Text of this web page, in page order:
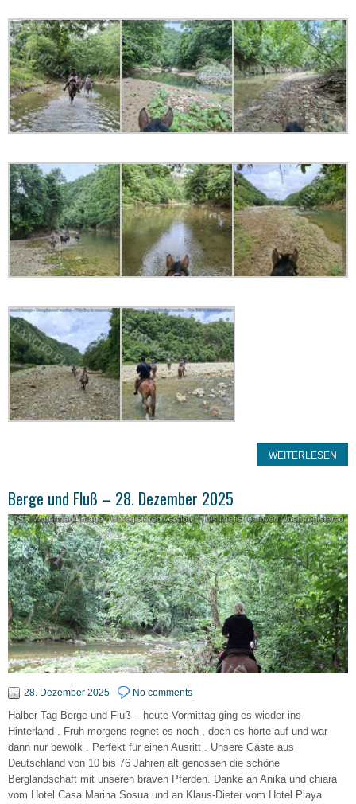
WEITERLESEN
Berge und Fluß – 28. Dezember 2025
28. Dezember 2025 No comments
Halber Tag Berge und Fluß – heute Vormittag ging es wieder ins
Hinterland . Früh morgens regnet es noch , doch es hörte auf und war
dann nur bewölk . Perfekt für einen Ausritt . Unsere Gäste aus
Deutschland von 10 bis 76 Jahren alt genossen die schöne
Berglandschaft mit unseren braven Pferden. Danke an Anika und chiara
vom Hotel Casa Marina Sosua und an Klaus-Dieter vom Hotel Playa